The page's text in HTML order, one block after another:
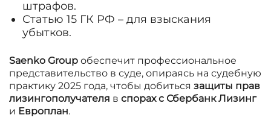
штрафов.
Статью 15 ГК РФ – для взыскания
убытков.
Saenko Group обеспечит профессиональное
представительство в суде, опираясь на судебную
практику 2025 года, чтобы добиться защиты прав
лизингополучателя в спорах с Сбербанк Лизинг
и Европлан.